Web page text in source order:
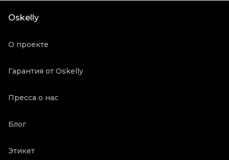
Продавец
Oskelly
О проекте
Гарантия от Oskelly
Пресса о нас
Блог
Этикет